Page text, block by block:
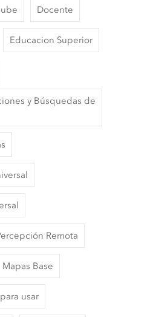
Docente
Educacion Superior
y Búsquedas de
Remota
Mapas Base
usar